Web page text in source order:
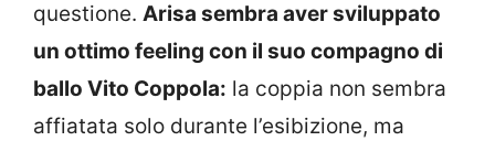
questione. Arisa sembra aver sviluppato
un ottimo feeling con il suo compagno di
ballo Vito Coppola: la coppia non sembra
affiatata solo durante l’esibizione, ma